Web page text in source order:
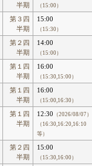
半期
（15:00）
第３四
半期
15:00
（15:30）
第２四
半期
14:00
（15:00）
第１四
半期
16:00
（15:30,15:00）
第１四
半期
16:00
（15:00,16:30）
第１四
半期
12:30 （2026/08/07）
（16:30,16:20,16:10
等）
第２四
半期
15:00
（15:30,16:00）